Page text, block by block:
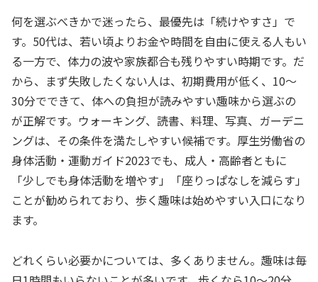
何を選ぶべきかで迷ったら、最優先は「続けやすさ」で
す。50代は、若い頃よりお金や時間を自由に使える人もい
る一方で、体力の波や家族都合も残りやすい時期です。だ
から、まず失敗したくない人は、初期費用が低く、10〜
30分でできて、体への負担が読みやすい趣味から選ぶの
が正解です。ウォーキング、読書、料理、写真、ガーデニ
ングは、その条件を満たしやすい候補です。厚生労働省の
身体活動・運動ガイド2023でも、成人・高齢者ともに
「少しでも身体活動を増やす」「座りっぱなしを減らす」
ことが勧められており、歩く趣味は始めやすい入口になり
ます。
どれくらい必要かについては、多くありません。趣味は毎